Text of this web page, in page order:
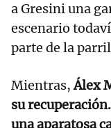
a Gresini una
escenario
parte de la
Mientras,Álex
su recuperación.
una aparatosa